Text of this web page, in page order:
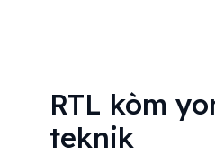
RTL kòm
teknik